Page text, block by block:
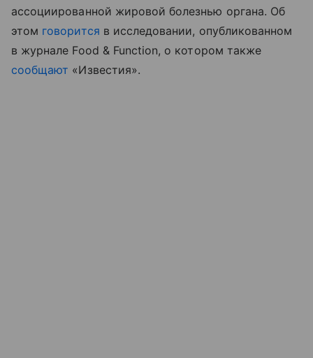
ассоциированной жировой болезнью органа. Об
этом говорится в исследовании, опубликованном
в журнале Food & Function, о котором также
сообщают «Известия».